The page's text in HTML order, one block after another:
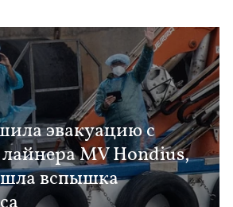
эвакуацию с
MV Hondius,
вспышка